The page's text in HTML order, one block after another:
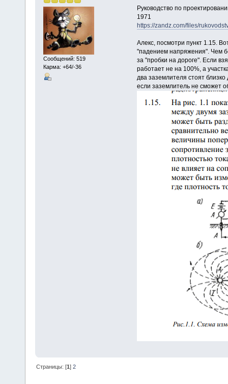
Сообщений: 519
Карма: +64/-36
Руководство по
1971
https://zandz.com/files/
Алекс, посмотри пункт 1.15.
"падением напряжения". Чем
за "пробки на дороге". Если
работает не на 100%, а
два заземлителя стоят близко
если заземлитель не сможет
Страницы: [1]2